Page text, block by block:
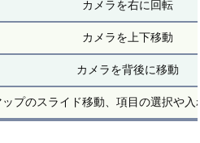
カメラを右に回転
カメラを上下移動
カメラを背後に移動
ップのスライド移動、項目の選択や入